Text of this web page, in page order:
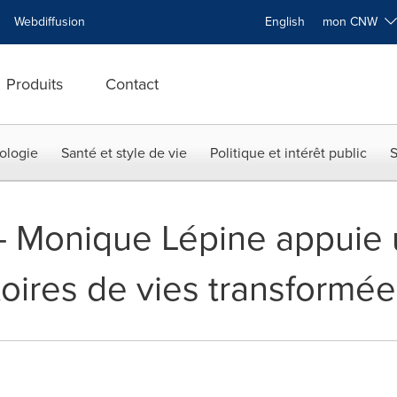
Webdiffusion English mon CNW
Produits Contact
Santé et style de vie Politique et intérêt public
Monique Lépine
de vies